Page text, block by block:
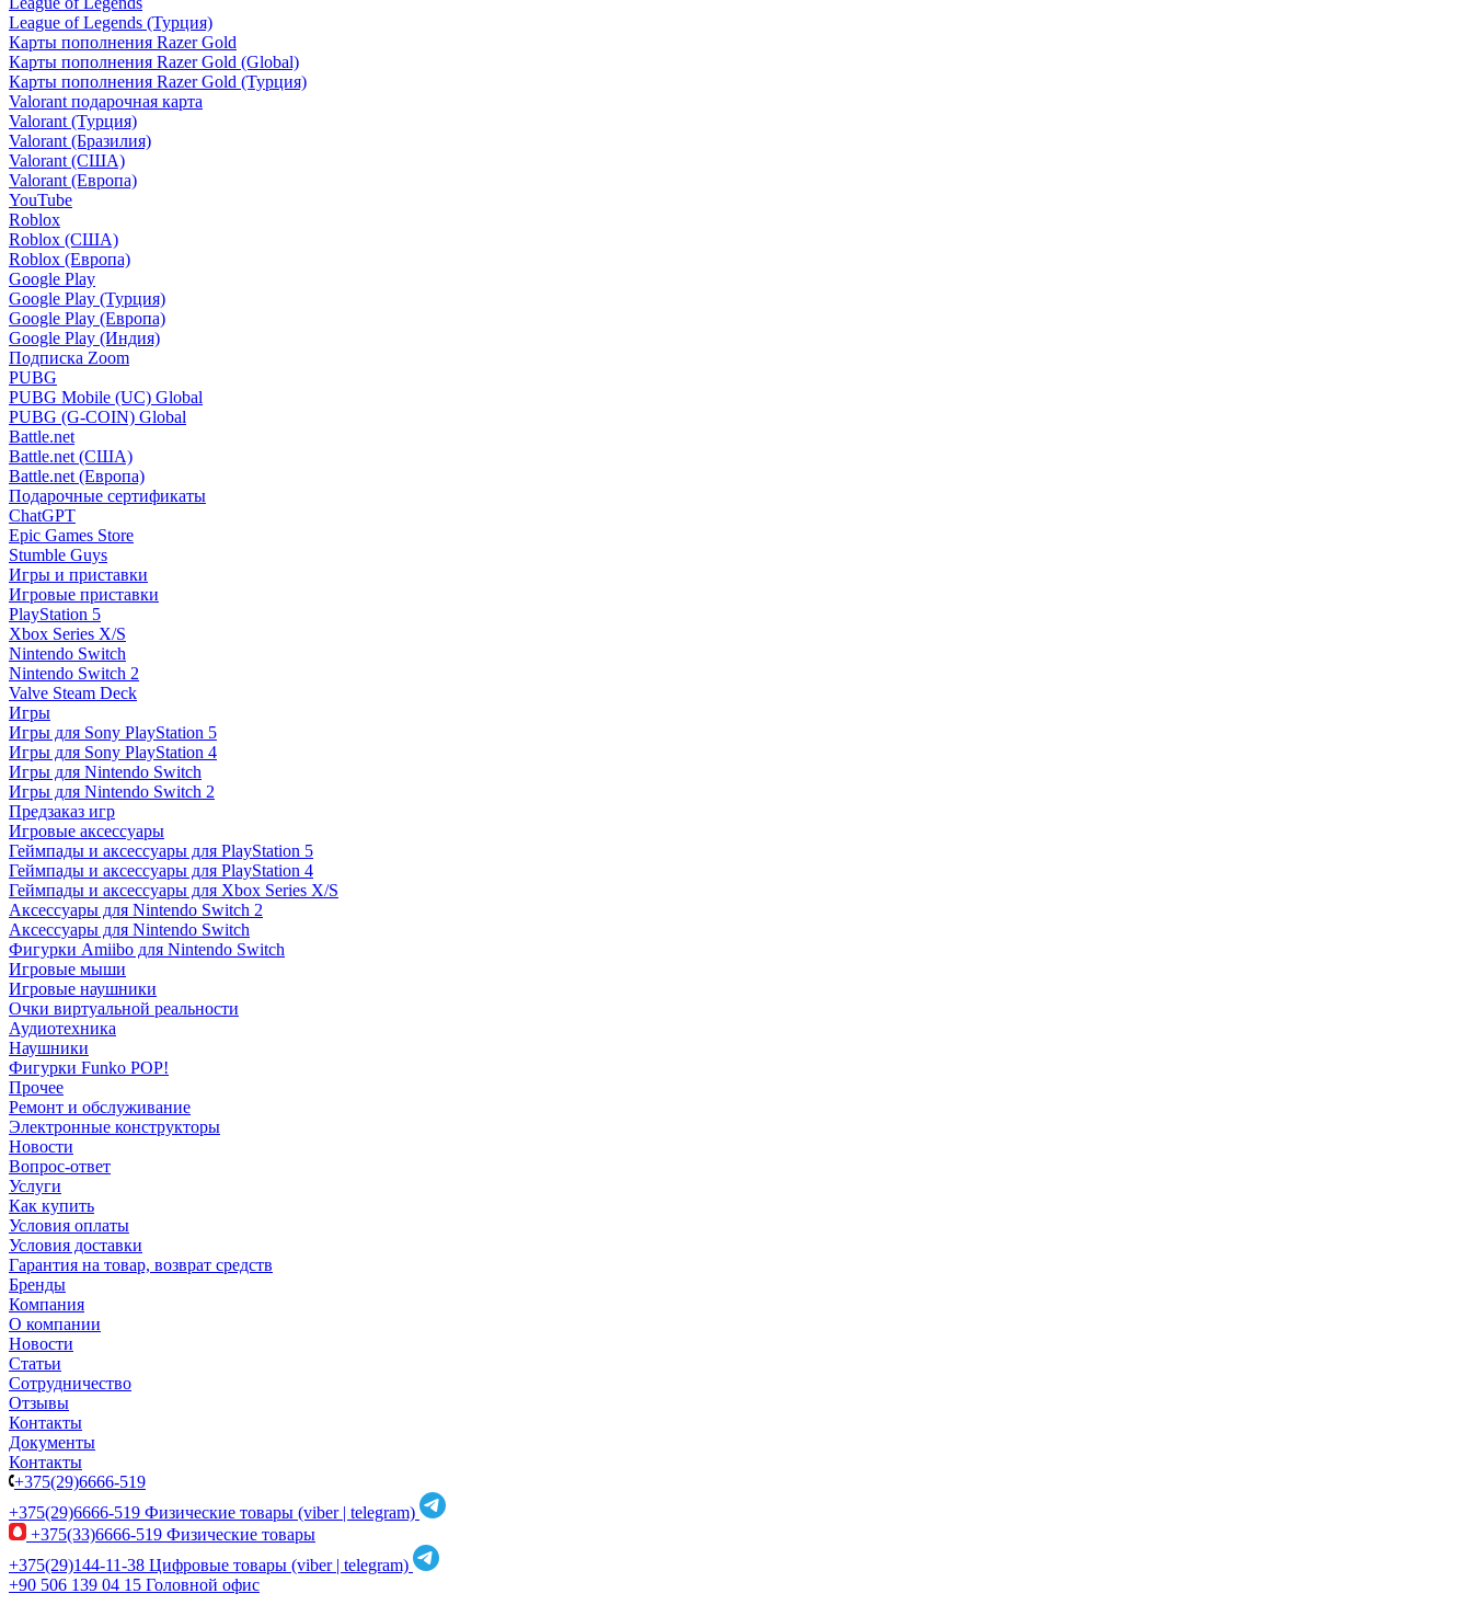
League of Legends (Турция)
Карты пополнения Razer Gold
Карты пополнения Razer Gold (Global)
Карты пополнения Razer Gold (Турция)
Valorant подарочная карта
Valorant (Турция)
Valorant (Бразилия)
Valorant (США)
Valorant (Европа)
YouTube
Roblox
Roblox (США)
Roblox (Европа)
Google Play
Google Play (Турция)
Google Play (Европа)
Google Play (Индия)
Подписка Zoom
PUBG
PUBG Mobile (UC) Global
PUBG (G-COIN) Global
Battle.net
Battle.net (США)
Battle.net (Европа)
Подарочные сертификаты
ChatGPT
Epic Games Store
Stumble Guys
Игры и приставки
Игровые приставки
PlayStation 5
Xbox Series X/S
Nintendo Switch
Nintendo Switch 2
Valve Steam Deck
Игры
Игры для Sony PlayStation 5
Игры для Sony PlayStation 4
Игры для Nintendo Switch
Игры для Nintendo Switch 2
Предзаказ игр
Игровые аксессуары
Геймпады и аксессуары для PlayStation 5
Геймпады и аксессуары для PlayStation 4
Геймпады и аксессуары для Xbox Series X/S
Аксессуары для Nintendo Switch 2
Аксессуары для Nintendo Switch
Фигурки Amiibo для Nintendo Switch
Игровые мыши
Игровые наушники
Очки виртуальной реальности
Аудиотехника
Наушники
Фигурки Funko POP!
Прочее
Ремонт и обслуживание
Электронные конструкторы
Новости
Вопрос-ответ
Услуги
Как купить
Условия оплаты
Условия доставки
Гарантия на товар, возврат средств
Бренды
Компания
О компании
Новости
Статьи
Сотрудничество
Отзывы
Контакты
Документы
Контакты
+375(29)6666-519
+375(29)6666-519 Физические товары (viber | telegram)
+375(33)6666-519 Физические товары
+375(29)144-11-38 Цифровые товары (viber | telegram)
+90 506 139 04 15 Головной офис